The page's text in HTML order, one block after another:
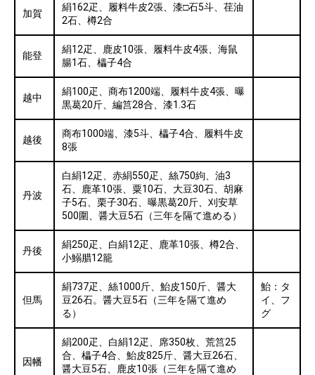
加賀
絹162疋、履料牛皮2張、漆□石5斗、荏油
2石、樽2合
能登
絹12疋、鹿皮10張、履料牛皮4張、海鼠
腸1石、櫑子4合
越中
絹100疋、商布1200端、履料牛皮4張、曝
黒葛20斤、編筥28合、漆1.3石
越後
商布1000端、漆5斗、櫑子4合、履料牛皮
8張
丹波
白絹12疋、赤絹550疋、絲750絇、油3
石、鹿革10張、粟10石、大豆30石、胡麻
子5石、栗子30石、曝黒葛20斤、刈安草
500圍、醤大豆5石（三年を隔て進める）
丹後
絹250疋、白絹12疋、鹿革10張、樽2合、
小鰯腊12籠
但馬
絹737疋、絲1000斤、鮐皮150斤、醤大
豆26石。醤大豆5石（三年を隔て進め
る）
鮐：タ
イ、フ
グ
因幡
絹200疋、白絹12疋、席350枚、荒筥25
合、櫑子4合、鮐皮825斤、醤大豆26石、
醤大豆5石、鹿皮10張（三年を隔て進め